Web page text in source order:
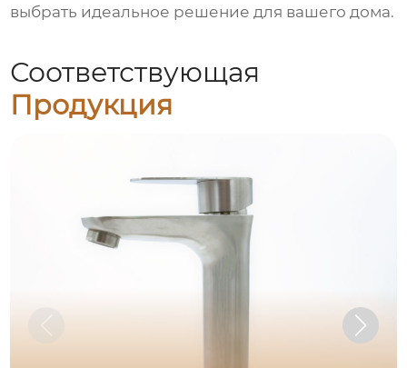
выбрать идеальное решение для вашего дома.
Соответствующая
Продукция